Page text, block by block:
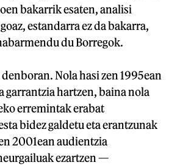
bakarrik esaten, analisi
estandarra ez da bakarra,
du Borregok.
Nola hasi zen 1995ean
garrantzia hartzen, baina nola
erremintak erabat
bidez galdetu eta erantzunak
2001ean audientzia
ezartzen —